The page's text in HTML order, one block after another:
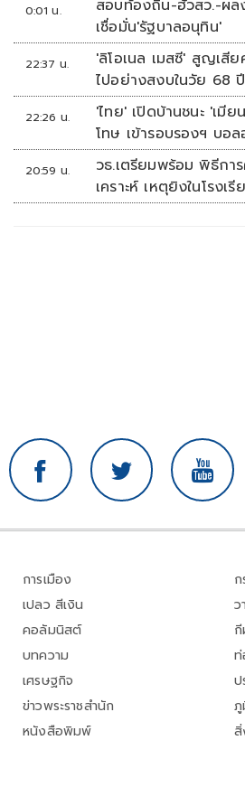
0:01 น.
สอบท้องถิ่น-ฮั้วสว.-ผล
เชื่อมั่น'รัฐบาลอนุทิน'
22:37 น.
'ลิโอเนล เมสซี' สูญเสี
ไปอย่างสงบในวัย 68 ปี
22:26 น.
'ไทย' เปิดบ้านชนะ 'เมี
โทษ เข้ารอบรองฯ บอ
'สิงคโปร์'
20:59 น.
วธ.เตรียมพร้อม พิธีกา
เคราะห์ เหตุยิงในโรงเรี
การเมือง
เปลว สีเงิน
คอลัมนิสต์
บทความ
เศรษฐกิจ
ข่าวพระราชสำนัก
หนังสือพิมพ์
ว
กี
ป
ภู